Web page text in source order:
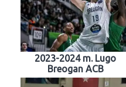
2023-2024 m. Lugo
Breogan ACB